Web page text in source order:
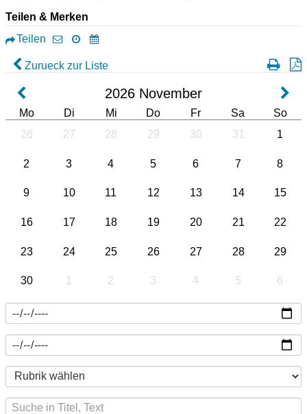
Teilen & Merken
Teilen
Zurueck zur Liste
2026 November
Mo Di Mi Do Fr Sa
So
26
27 28 29 30 31 1
2 3 4 5 6 7 8
9 10 11 12 13 14 15
16 17 18 19 20 21 22
23 24 25 26 27 28 29
30 1 2 3 4 5 6